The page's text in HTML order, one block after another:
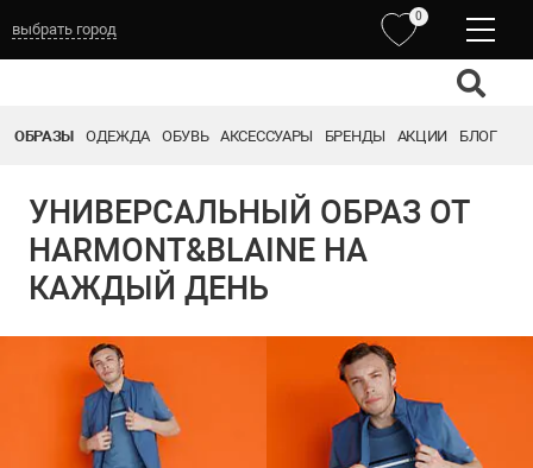
выбрать город
0
ОБРАЗЫ ОДЕЖДА ОБУВЬ АКСЕССУАРЫ БРЕНДЫ АКЦИИ БЛОГ
УНИВЕРСАЛЬНЫЙ ОБРАЗ ОТ
HARMONT&BLAINE НА
КАЖДЫЙ ДЕНЬ